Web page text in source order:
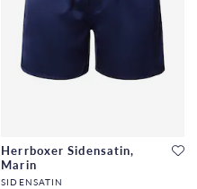
Herrboxer Sidensatin,
Marin
SIDENSATIN